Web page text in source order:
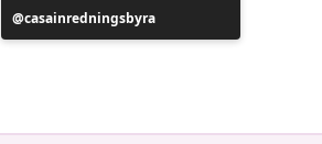
Post
opublikowany
casainredningsbyra